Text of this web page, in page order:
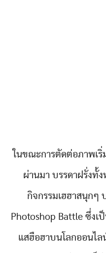
ในขณะการตัดต่อภาพเ
ผ่านมา บรรดาฝรั่งทั้
กิจกรรมเฮฮาสนุกๆ
Photoshop Battle ซึ่งเ
แสฮือฮาบนโลกออนไ